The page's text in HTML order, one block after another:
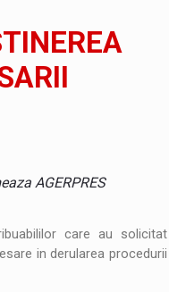
AGERPRES
care au solicitat
in derularea procedurii